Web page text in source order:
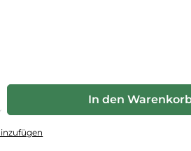
den gewünschten Wert ein oder
In den